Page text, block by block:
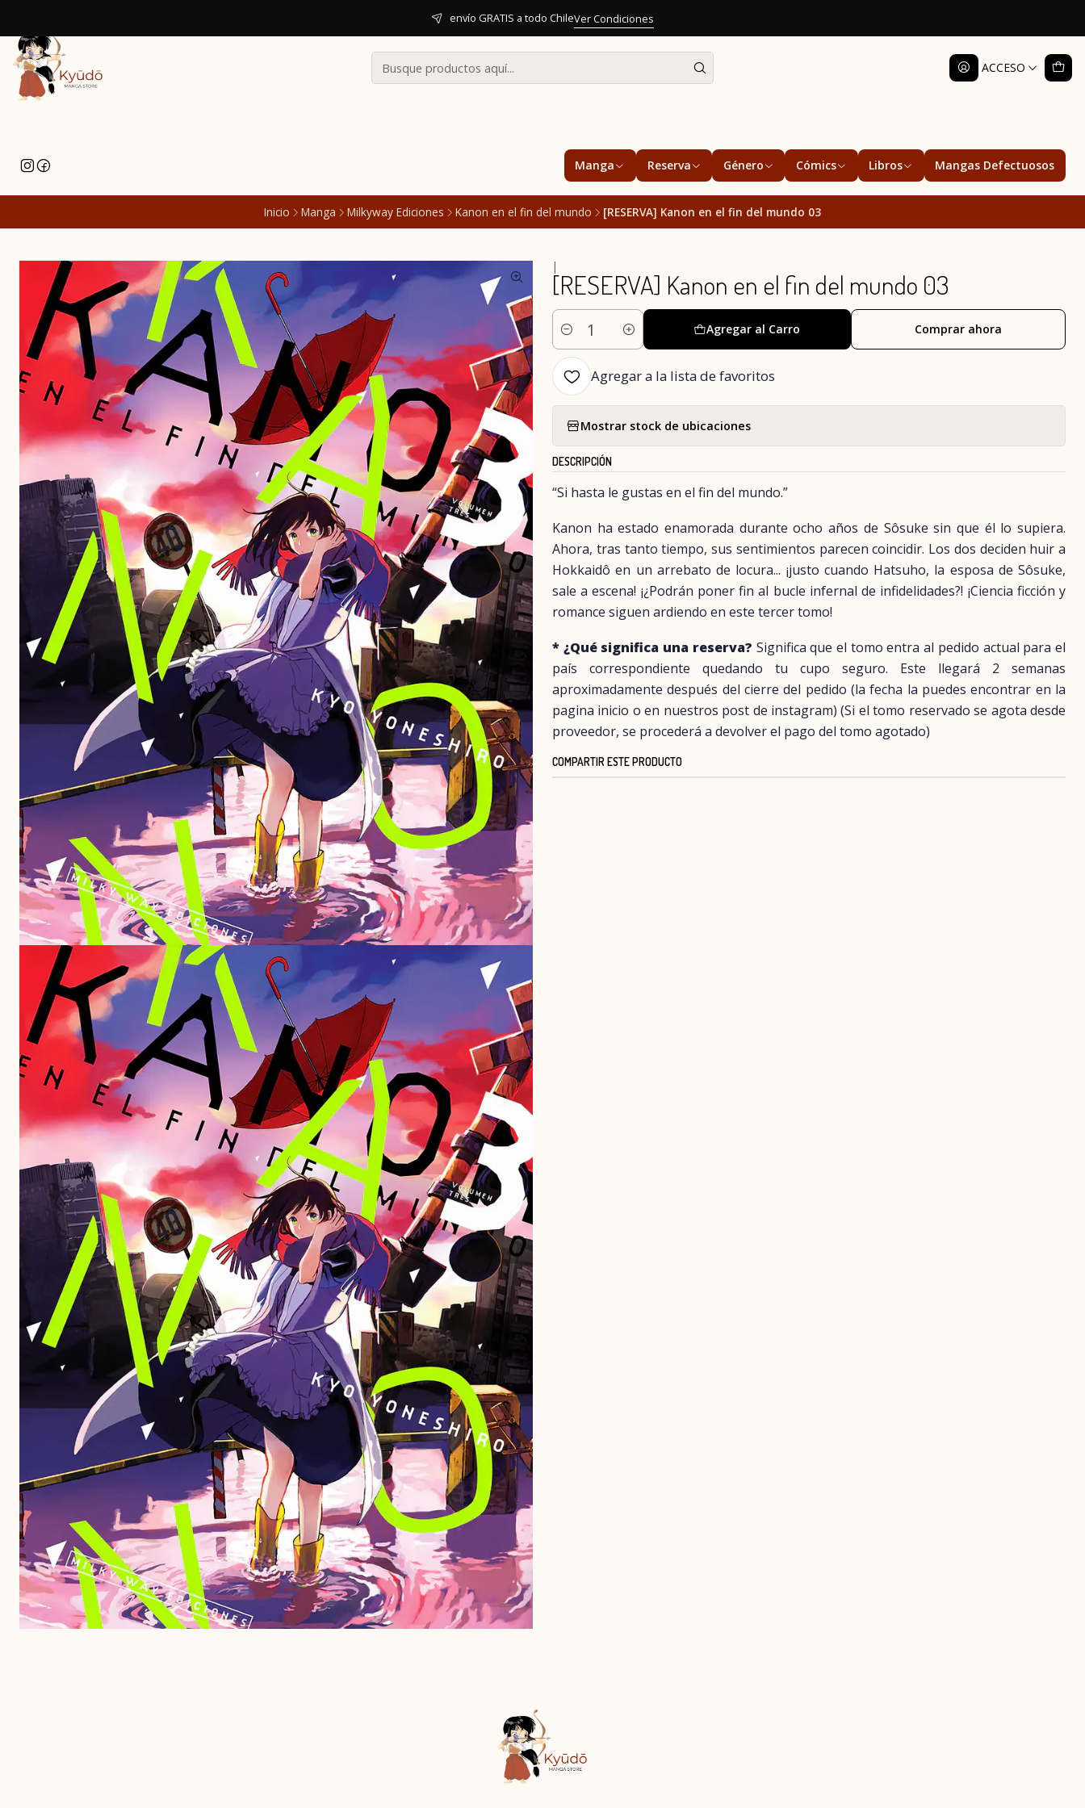
ACCESO
Manga Reserva Género Cómics Libros Mangas Defectuosos
envío GRATIS a todo ChileVer Condiciones
Inicio Manga Milkyway Ediciones Kanon en el fin del mundo [RESERVA] Kanon en el fin del mundo 03
|
[RESERVA] Kanon en el fin del mundo 03
Cantidad
Agregar al Carro Comprar ahora
Agregar a la lista de favoritos
Mostrar stock de ubicaciones
DESCRIPCIÓN
“Si hasta le gustas en el fin del mundo.”
Kanon ha estado enamorada durante ocho años de Sôsuke sin que él lo supiera.
Ahora, tras tanto tiempo, sus sentimientos parecen coincidir. Los dos deciden huir a
Hokkaidô en un arrebato de locura... ¡justo cuando Hatsuho, la esposa de Sôsuke,
sale a escena! ¡¿Podrán poner fin al bucle infernal de infidelidades?! ¡Ciencia ficción y
romance siguen ardiendo en este tercer tomo!
* ¿Qué significa una reserva? Significa que el tomo entra al pedido actual para el
país correspondiente quedando tu cupo seguro. Este llegará 2 semanas
aproximadamente después del cierre del pedido (la fecha la puedes encontrar en la
pagina inicio o en nuestros post de instagram) (Si el tomo reservado se agota desde
proveedor, se procederá a devolver el pago del tomo agotado)
COMPARTIR ESTE PRODUCTO